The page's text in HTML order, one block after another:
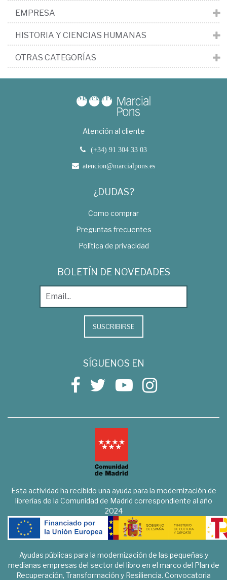
EMPRESA
HISTORIA Y CIENCIAS HUMANAS
OTRAS CATEGORÍAS
Atención al cliente
(+34) 91 304 33 03
atencion@marcialpons.es
¿DUDAS?
Como comprar
Preguntas frecuentes
Política de privacidad
BOLETÍN DE NOVEDADES
SUSCRIBIRSE
SÍGUENOS EN
Esta actividad ha recibido una ayuda para la modernización de
librerías de la Comunidad de Madrid correspondiente al año
2024
Ayudas públicas para la modernización de las pequeñas y
medianas empresas del sector del libro en el marco del Plan de
Recuperación, Transformación y Resiliencia. Convocatoria